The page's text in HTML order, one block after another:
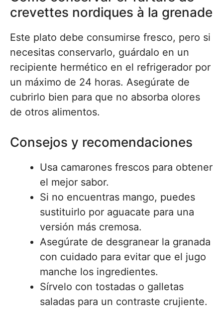
crevettes nordiques à la grenade
Este plato debe consumirse fresco, pero si
necesitas conservarlo, guárdalo en un
recipiente hermético en el refrigerador por
un máximo de 24 horas. Asegúrate de
cubrirlo bien para que no absorba olores
de otros alimentos.
Consejos y recomendaciones
Usa camarones frescos para obtener
el mejor sabor.
Si no encuentras mango, puedes
sustituirlo por aguacate para una
versión más cremosa.
Asegúrate de desgranear la granada
con cuidado para evitar que el jugo
manche los ingredientes.
Sírvelo con tostadas o galletas
saladas para un contraste crujiente.